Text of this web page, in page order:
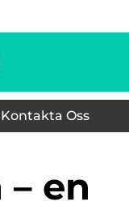
Kontakta Oss